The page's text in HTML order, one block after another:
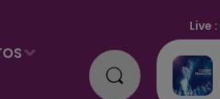
Live :